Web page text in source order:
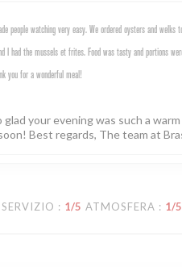
people watching very easy. We ordered oysters and
I had the mussels et frites. Food was tasty and portions
you for a wonderful meal!
your evening was such a
Best regards, The team at
SERVIZIO : 1/5 ATMOSFERA : 1/5